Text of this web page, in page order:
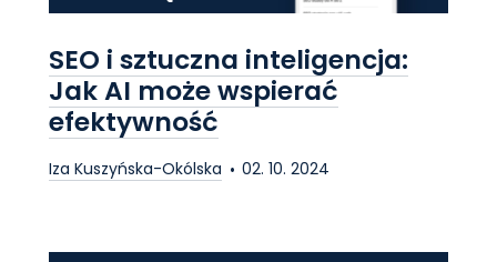
SEO i sztuczna inteligencja:
Jak AI może wspierać
efektywność
Iza Kuszyńska-Okólska 02. 10. 2024